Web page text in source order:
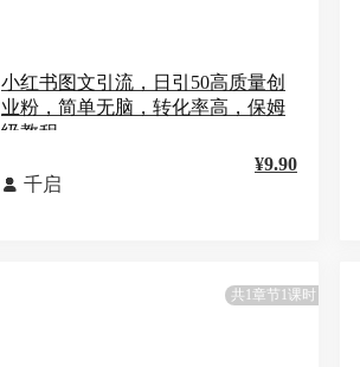
小红书图文引流，日引50高质量创
业粉，简单无脑，转化率高，保姆
级教程
 千启
¥9.90
共1章节1课时